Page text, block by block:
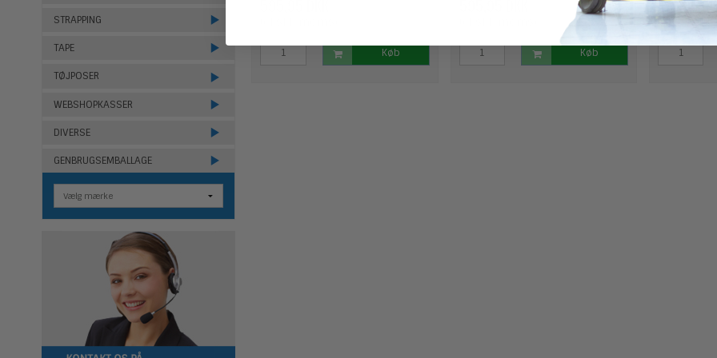
STRAPPING
TAPE
TØJPOSER
WEBSHOPKASSER
DIVERSE
GENBRUGSEMBALLAGE
Køb Køb
479,95
(ekskl.